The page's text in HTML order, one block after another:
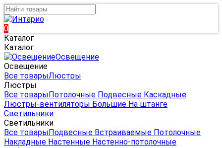
0
Каталог
Каталог
Освещение
Освещение
Все товарыЛюстры
Люстры
Все товарыПотолочные Подвесные Каскадные
Люстры-вентиляторы Большие На штанге
Светильники
Светильники
Все товарыПодвесные Встраиваемые Потолочные
Накладные Настенные Настенно-потолочные